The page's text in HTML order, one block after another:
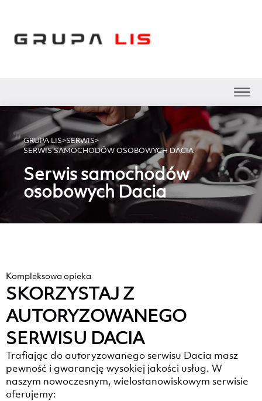
GRUPA LIS>SERWIS>
SERWIS SAMOCHODÓW OSOBOWYCH DACIA
Serwis samochodów
osobowych Dacia
Kompleksowa opieka
SKORZYSTAJ Z
AUTORYZOWANEGO
SERWISU DACIA
Trafiając do autoryzowanego serwisu Dacia masz
pewność i gwarancję wysokiej jakości usług. W
naszym nowoczesnym, wielostanowiskowym serwisie
oferujemy: